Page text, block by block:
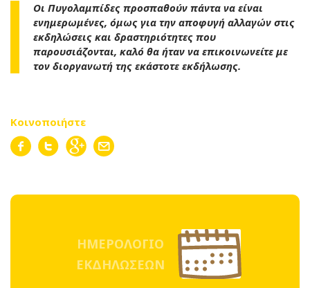
Οι Πυγολαμπίδες προσπαθούν πάντα να είναι
ενημερωμένες, όμως για την αποφυγή αλλαγών στις
εκδηλώσεις και δραστηριότητες που
παρουσιάζονται, καλό θα ήταν να επικοινωνείτε με
τον διοργανωτή της εκάστοτε εκδήλωσης.
Κοινοποιήστε
ΗΜΕΡΟΛΟΓΙΟ
ΕΚΔΗΛΩΣΕΩΝ